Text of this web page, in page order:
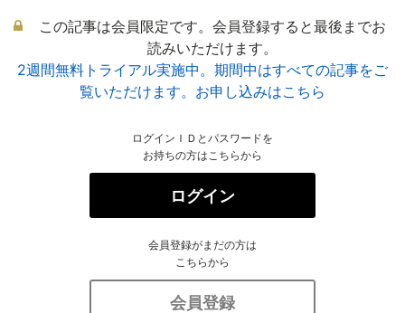
この記事は会員限定です。会員登録すると最後までお
読みいただけます。
2週間無料トライアル実施中。期間中はすべての記事をご
覧いただけます。お申し込みはこちら
ログインＩＤとパスワードを
お持ちの方はこちらから
ログイン
会員登録がまだの方は
こちらから
会員登録